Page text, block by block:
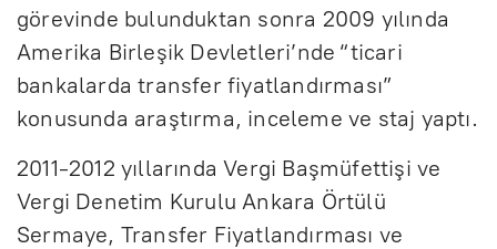
görevinde bulunduktan sonra 2009 yılında
Amerika Birleşik Devletleri’nde “ticari
bankalarda transfer fiyatlandırması”
konusunda araştırma, inceleme ve staj yaptı.
2011-2012 yıllarında Vergi Başmüfettişi ve
Vergi Denetim Kurulu Ankara Örtülü
Sermaye, Transfer Fiyatlandırması ve